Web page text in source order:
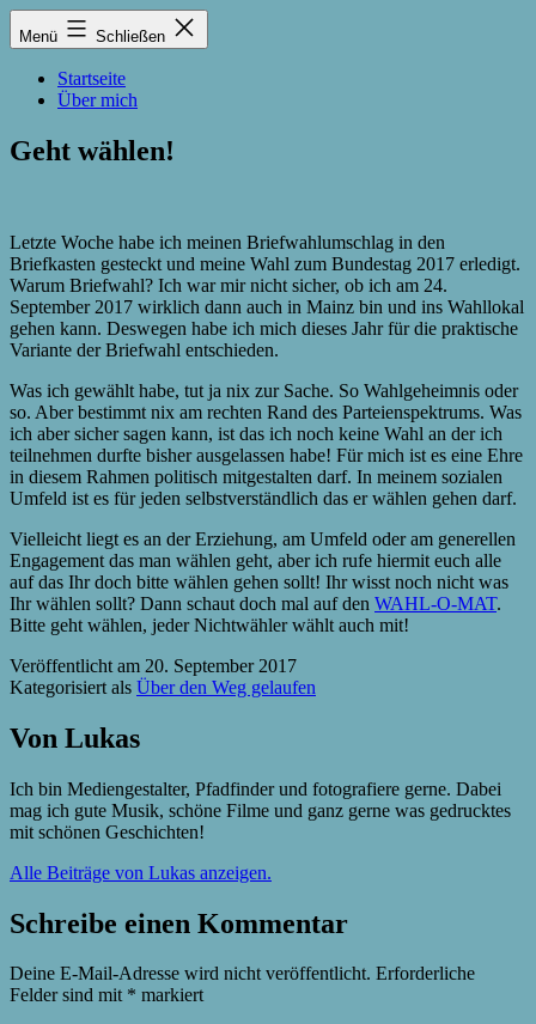
Zum
Inhalt
Lukas
Zintel-
Menü Schließen
Startseite
Über mich
Geht wählen!
Letzte Woche habe ich meinen Briefwahlumschlag in den
Briefkasten gesteckt und meine Wahl zum Bundestag 2017 erledigt.
Warum Briefwahl? Ich war mir nicht sicher, ob ich am 24.
September 2017 wirklich dann auch in Mainz bin und ins Wahllokal
gehen kann. Deswegen habe ich mich dieses Jahr für die praktische
Variante der Briefwahl entschieden.
Was ich gewählt habe, tut ja nix zur Sache. So Wahlgeheimnis oder
so. Aber bestimmt nix am rechten Rand des Parteienspektrums. Was
ich aber sicher sagen kann, ist das ich noch keine Wahl an der ich
teilnehmen durfte bisher ausgelassen habe! Für mich ist es eine Ehre
in diesem Rahmen politisch mitgestalten darf. In meinem sozialen
Umfeld ist es für jeden selbstverständlich das er wählen gehen darf.
Vielleicht liegt es an der Erziehung, am Umfeld oder am generellen
Engagement das man wählen geht, aber ich rufe hiermit euch alle
auf das Ihr doch bitte wählen gehen sollt! Ihr wisst noch nicht was
Ihr wählen sollt? Dann schaut doch mal auf den WAHL-O-MAT.
Bitte geht wählen, jeder Nichtwähler wählt auch mit!
Veröffentlicht am 20. September 2017
Kategorisiert als Über den Weg gelaufen
Von Lukas
Ich bin Mediengestalter, Pfadfinder und fotografiere gerne. Dabei
mag ich gute Musik, schöne Filme und ganz gerne was gedrucktes
mit schönen Geschichten!
Alle Beiträge von Lukas anzeigen.
Schreibe einen Kommentar
Deine E-Mail-Adresse wird nicht veröffentlicht. Erforderliche
Felder sind mit * markiert